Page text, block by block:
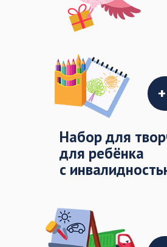
Набор для
для ребёнка
с